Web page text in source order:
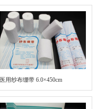
医用纱布绷带 6.0×450cm